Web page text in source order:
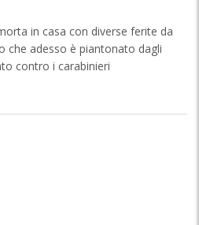
in casa con diverse ferite da
che adesso è piantonato dagli
contro i carabinieri